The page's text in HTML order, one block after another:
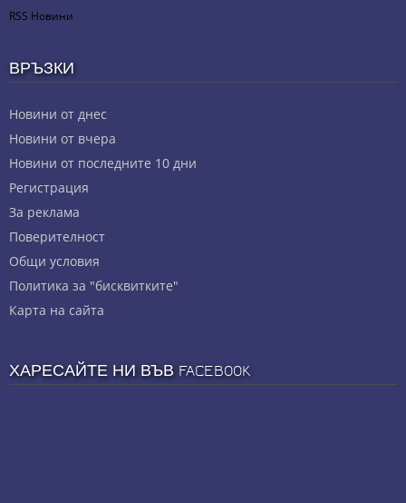
RSS Новини
ВРЪЗКИ
Новини от днес
Новини от вчера
Новини от последните 10 дни
Регистрация
За реклама
Πoвepитeлнocт
Общи условия
Политика за "бисквитките"
Карта на сайта
ХАРЕСАЙТЕ НИ ВЪВ FACEBOOK